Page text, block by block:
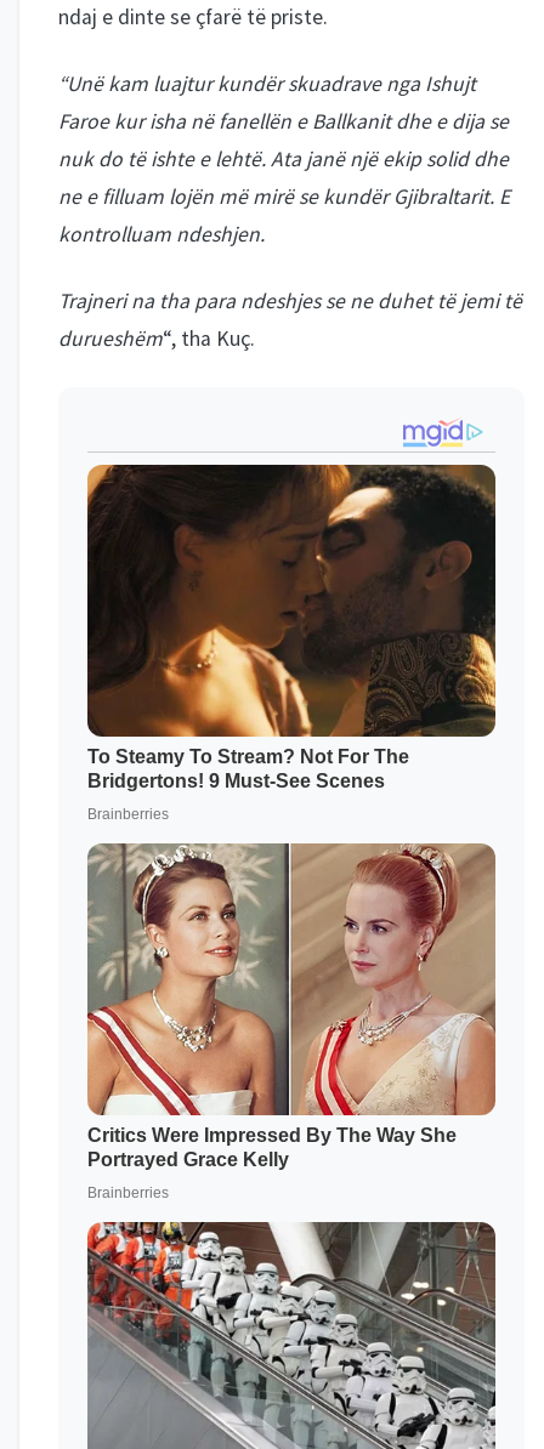
ndaj e dinte se çfarë të priste.
“Unë kam luajtur kundër skuadrave nga Ishujt
Faroe kur isha në fanellën e Ballkanit dhe e dija se
nuk do të ishte e lehtë. Ata janë një ekip solid dhe
ne e filluam lojën më mirë se kundër Gjibraltarit. E
kontrolluam ndeshjen.
Trajneri na tha para ndeshjes se ne duhet të jemi të
durueshëm“, tha Kuç.